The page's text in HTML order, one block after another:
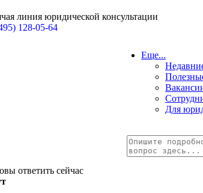
линия юридической консультации
128-05-64
Еще...
Для
ответить сейчас